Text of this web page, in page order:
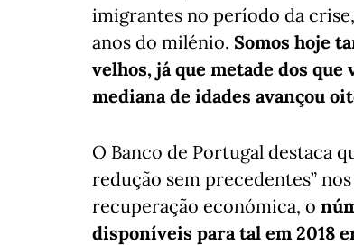
imigrantes no período da
anos do milénio. Somos hoje
velhos, já que metade dos
mediana de idades avançou
O Banco de Portugal destaca
redução sem precedentes”
recuperação económica, o
disponíveis para tal em 2018